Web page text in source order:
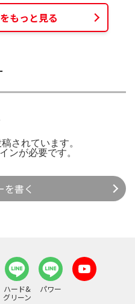
もっと見る
されています。
ンが必要です。
を書く
ハード&
グリーン
パワー